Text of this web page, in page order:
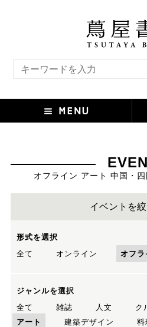
オフライン アート 中国・
イベントを
形式を選択
全て
オンライン オフラ
ジャンルを選択
全て
雑誌 人文
ク
アート
建築デザイン 料